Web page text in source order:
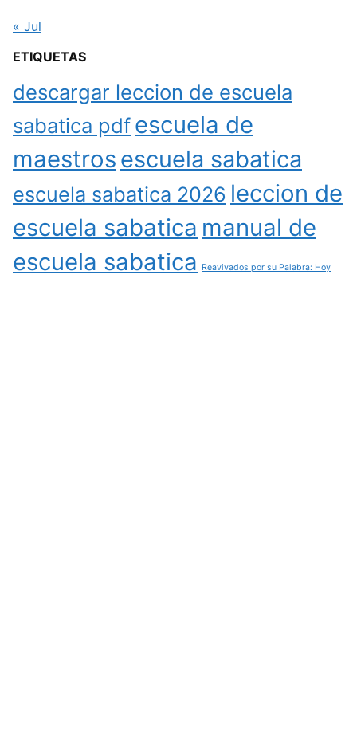
« Jul
ETIQUETAS
descargar leccion de escuela
sabatica pdfescuela de
maestros escuela sabatica
escuela sabatica 2026 leccion de
escuela sabatica manual de
escuela sabatica
Reavivados por su Palabra: Hoy